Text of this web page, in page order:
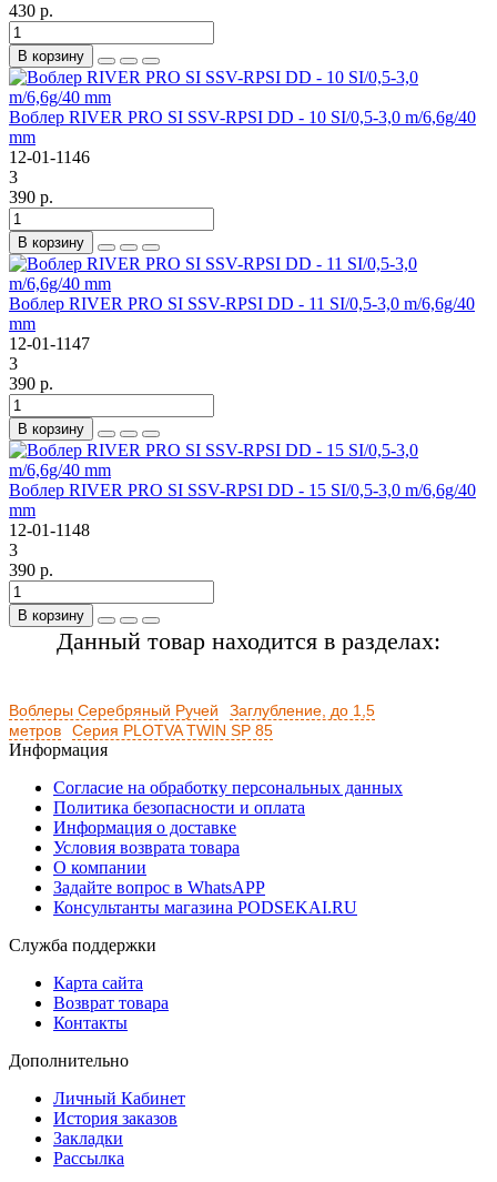
430 р.
В корзину
Воблер RIVER PRO SI SSV-RPSI DD - 10 SI/0,5-3,0 m/6,6g/40
mm
12-01-1146
3
390 р.
В корзину
Воблер RIVER PRO SI SSV-RPSI DD - 11 SI/0,5-3,0 m/6,6g/40
mm
12-01-1147
3
390 р.
В корзину
Воблер RIVER PRO SI SSV-RPSI DD - 15 SI/0,5-3,0 m/6,6g/40
mm
12-01-1148
3
390 р.
В корзину
Данный товар находится в разделах:
Воблеры Серебряный Ручей
Заглубление, до 1,5
метров
Серия PLOTVA TWIN SP 85
Информация
Согласие на обработку персональных данных
Политика безопасности и оплата
Информация о доставке
Условия возврата товара
О компании
Задайте вопрос в WhatsAPP
Консультанты магазина PODSEKAI.RU
Служба поддержки
Карта сайта
Возврат товара
Контакты
Дополнительно
Личный Кабинет
История заказов
Закладки
Рассылка